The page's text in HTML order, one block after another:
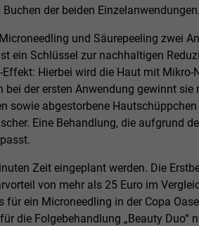
der beiden Einzelanwendungen.
und Säurepeeling zwei
ein Schlüssel zur nachhaltigen
Hierbei wird die Haut mit Mikro-
der ersten Anwendung gewinnt sie
sowie abgestorbene
Eine Behandlung, die aufgrund
Zeit eingeplant werden. Die
von mehr als 25 Euro im
für ein Microneedling in der Copa
die Folgebehandlung „Beauty Duo“